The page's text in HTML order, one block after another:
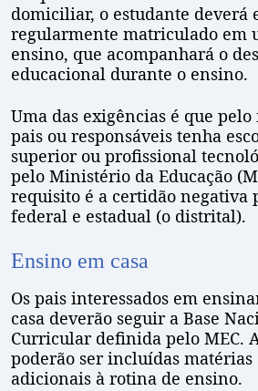
domiciliar, o estudante deverá
regularmente matriculado em
ensino, que acompanhará o
educacional durante o ensino.
Uma das exigências é que pelo
pais ou responsáveis tenha
superior ou profissional
pelo Ministério da Educação
requisito é a certidão negativa
federal e estadual (o distrital).
Ensino em casa
Os pais interessados em
casa deverão seguir a Base
Curricular definida pelo MEC.
poderão ser incluídas
adicionais à rotina de ensino.